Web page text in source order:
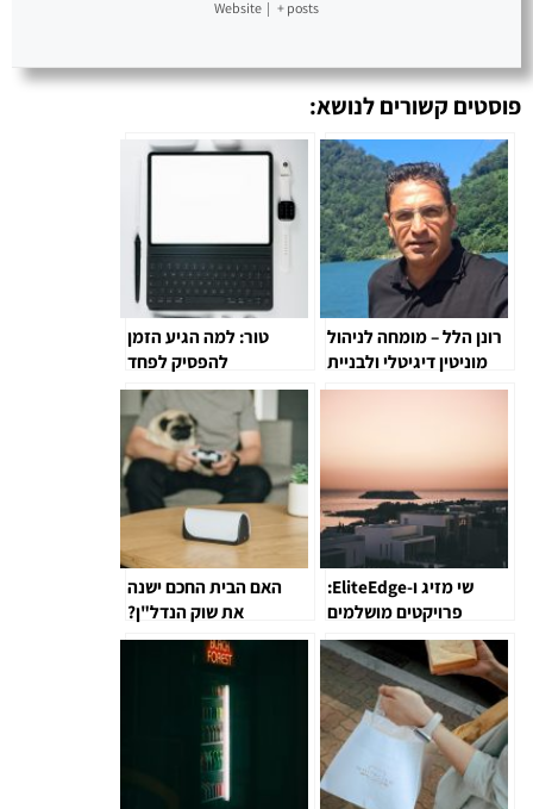
Website | + posts
פוסטים קשורים לנושא:
רונן הלל – מומחה לניהול
מוניטין דיגיטלי ולבניית
זהות ברשת
טור: למה הגיע הזמן
להפסיק לפחד
מטכנולוגיה
שי מזיג ו-EliteEdge:
פרויקטים מושלמים
המשלבים מגורים ונופש
האם הבית החכם ישנה
את שוק הנדל"ן?